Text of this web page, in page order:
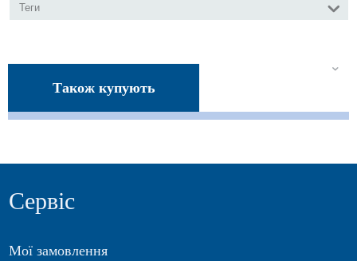
Теги
Також купують
Сервіс
Мої замовлення